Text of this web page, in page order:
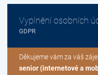
Vyplnění osobních
GDPR
Děkujeme vám za váš
senior (internetové a